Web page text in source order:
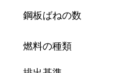
鋼板ばねの数
燃料の種類